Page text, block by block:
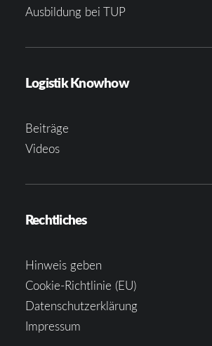
Ausbildung bei TUP
Logistik Knowhow
Beiträge
Videos
Rechtliches
Hinweis geben
Cookie-Richtlinie (EU)
Datenschutzerklärung
Impressum